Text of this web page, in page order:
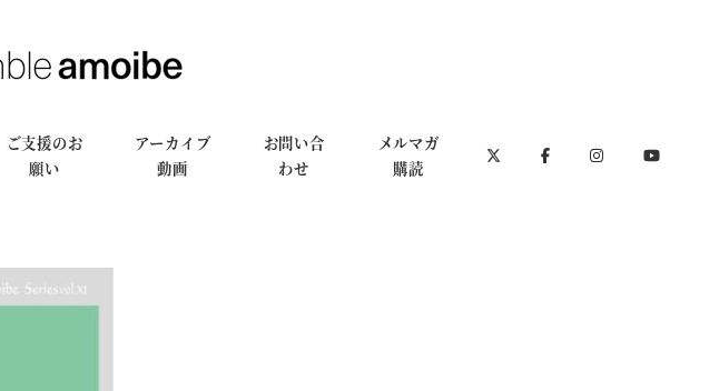
ご支援のお
願い
アーカイブ
動画
お問い合
わせ
メルマガ
購読